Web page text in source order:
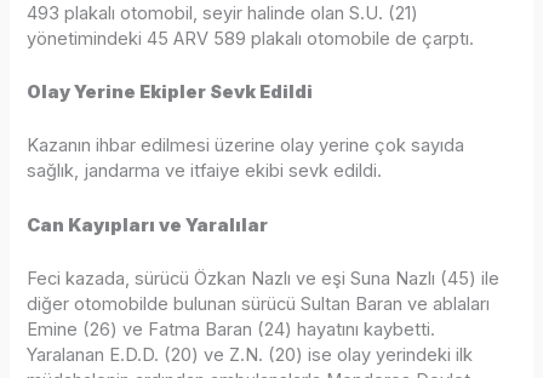
493 plakalı otomobil, seyir halinde olan S.U. (21)
yönetimindeki 45 ARV 589 plakalı otomobile de çarptı.
Olay Yerine Ekipler Sevk Edildi
Kazanın ihbar edilmesi üzerine olay yerine çok sayıda
sağlık, jandarma ve itfaiye ekibi sevk edildi.
Can Kayıpları ve Yaralılar
Feci kazada, sürücü Özkan Nazlı ve eşi Suna Nazlı (45) ile
diğer otomobilde bulunan sürücü Sultan Baran ve ablaları
Emine (26) ve Fatma Baran (24) hayatını kaybetti.
Yaralanan E.D.D. (20) ve Z.N. (20) ise olay yerindeki ilk